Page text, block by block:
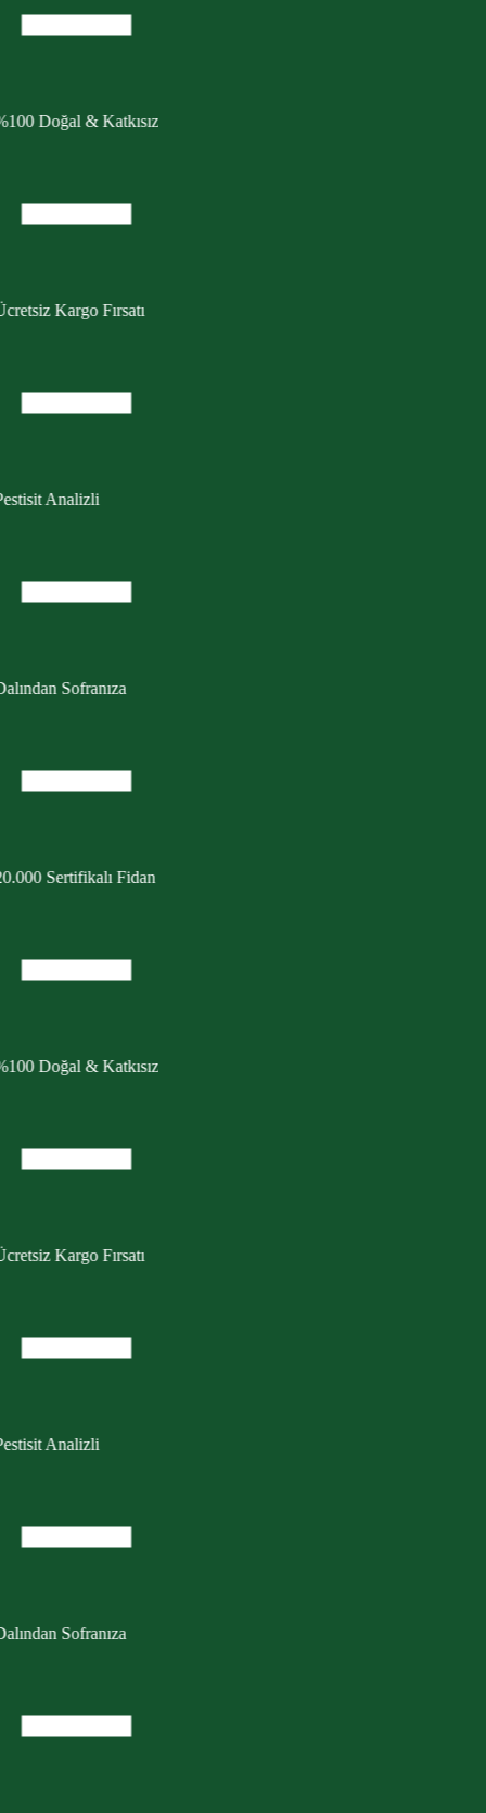
Doğal & Katkısız
Kargo Fırsatı
Analizli
Sofranıza
Sertifikalı Fidan
Doğal & Katkısız
Kargo Fırsatı
Analizli
Sofranıza